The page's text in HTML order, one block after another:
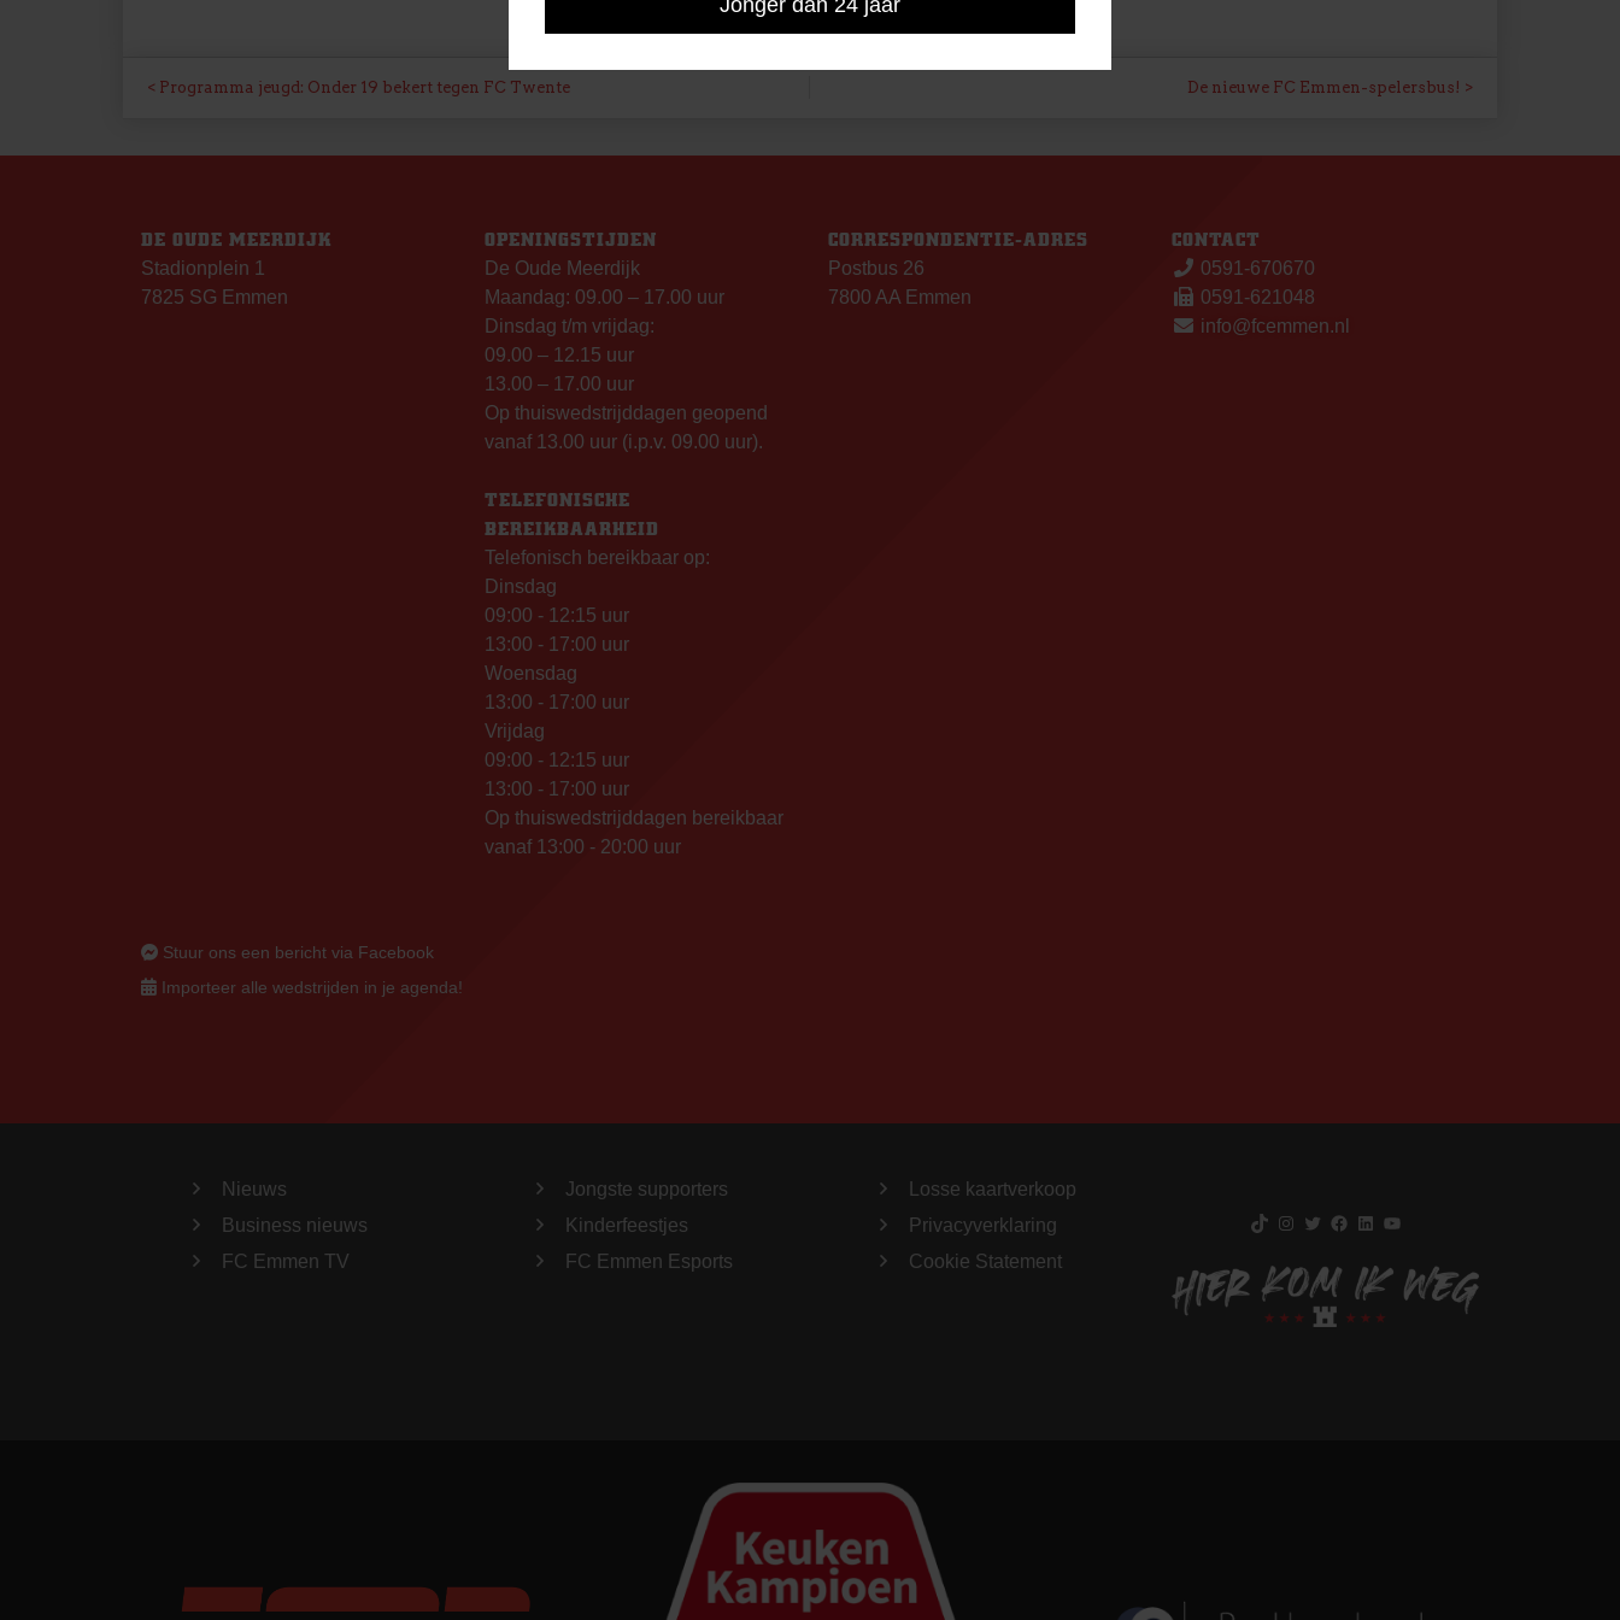
BERICHT
NAVIGATIE
Programma jeugd: Onder 19 bekert tegen FC Twente De nieuwe FC Emmen-spelersbus!
DE OUDE MEERDIJK
Stadionplein 1
7825 SG Emmen
OPENINGSTIJDEN
De Oude Meerdijk
Maandag: 09.00 – 17.00 uur
Dinsdag t/m vrijdag:
09.00 – 12.15 uur
13.00 – 17.00 uur
Op thuiswedstrijddagen geopend
vanaf 13.00 uur (i.p.v. 09.00 uur).
TELEFONISCHE
BEREIKBAARHEID
Telefonisch bereikbaar op:
Dinsdag
09:00 - 12:15 uur
13:00 - 17:00 uur
Woensdag
13:00 - 17:00 uur
Vrijdag
09:00 - 12:15 uur
13:00 - 17:00 uur
Op thuiswedstrijddagen bereikbaar
vanaf 13:00 - 20:00 uur
CORRESPONDENTIE-ADRES
Postbus 26
7800 AA Emmen
CONTACT
0591-670670
0591-621048
info@fcemmen.nl
Stuur ons een bericht via Facebook
Importeer alle wedstrijden in je agenda!
Nieuws
Business nieuws
FC Emmen TV
Jongste supporters
Kinderfeestjes
FC Emmen Esports
Losse kaartverkoop
Privacyverklaring
Cookie Statement